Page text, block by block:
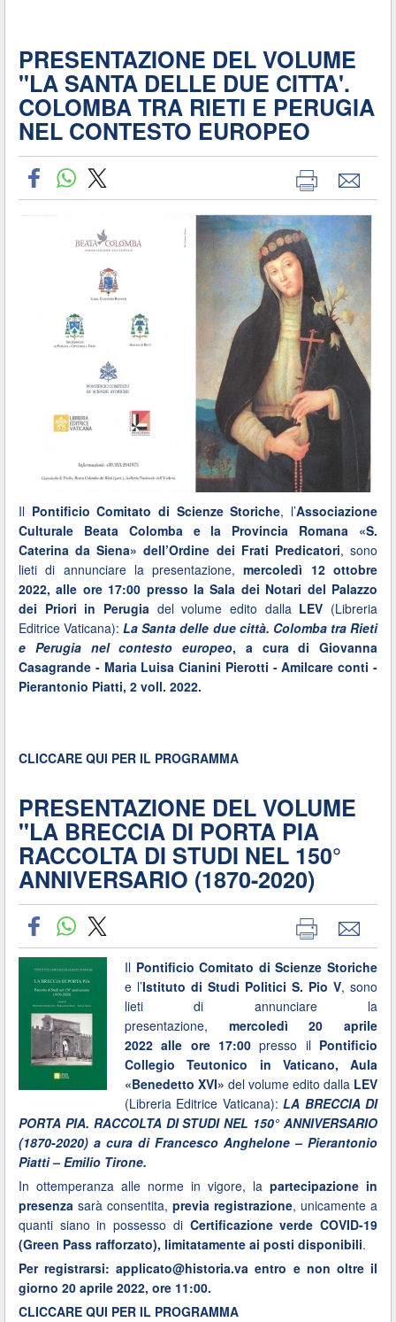
PRESENTAZIONE DEL VOLUME
"LA SANTA DELLE DUE CITTA'.
COLOMBA TRA RIETI E PERUGIA
NEL CONTESTO EUROPEO
Il Pontificio Comitato di Scienze Storiche, l’Associazione
Culturale Beata Colomba e la Provincia Romana «S.
Caterina da Siena» dell’Ordine dei Frati Predicatori, sono
lieti di annunciare la presentazione,mercoledì 12 ottobre
2022, alle ore 17:00 presso la Sala dei Notari del Palazzo
dei Priori in Perugia del volume edito dalla LEV (Libreria
Editrice Vaticana):La Santa delle due città. Colomba tra Rieti
e Perugia nel contesto europeo, a cura di Giovanna
Casagrande - Maria Luisa Cianini Pierotti - Amilcare conti -
Pierantonio Piatti, 2 voll. 2022.
CLICCARE QUI PER IL PROGRAMMA
PRESENTAZIONE DEL VOLUME
"LA BRECCIA DI PORTA PIA
RACCOLTA DI STUDI NEL 150°
ANNIVERSARIO (1870-2020)
Il Pontificio Comitato di Scienze Storiche
e l’Istituto di Studi Politici S. Pio V, sono
lieti di annunciare la
presentazione, mercoledì 20 aprile
2022 alle ore 17:00 presso il Pontificio
Collegio Teutonico in Vaticano, Aula
«Benedetto XVI» del volume edito dalla LEV
(Libreria Editrice Vaticana):LA BRECCIA DI
PORTA PIA. RACCOLTA DI STUDI NEL 150° ANNIVERSARIO
(1870-2020) a cura di Francesco Anghelone – Pierantonio
Piatti – Emilio Tirone.
In ottemperanza alle norme in vigore, la partecipazione in
presenza sarà consentita, previa registrazione, unicamente a
quanti siano in possesso di Certificazione verde COVID-19
(Green Pass rafforzato), limitatamente ai posti disponibili.
Per registrarsi:applicato@historia.va entro e non oltre il
giorno 20 aprile 2022, ore 11:00.
CLICCARE QUI PER IL PROGRAMMA